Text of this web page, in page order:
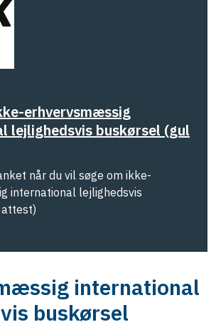
erhvervsmæssig
lejlighedsvis buskørsel (gul
når du vil søge om ikke-
international lejlighedsvis
international
buskørsel